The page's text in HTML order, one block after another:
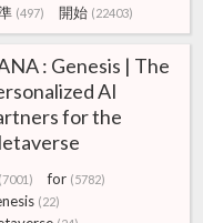
(497) 開始 (22403)
: Genesis | The
AI
for the
(7001) for (5782)
(22)